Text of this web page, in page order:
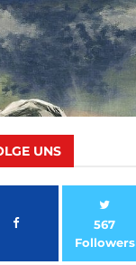
UNS
567
Followers